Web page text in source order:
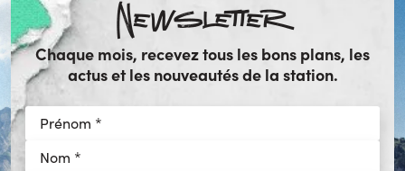
Newsletter
Chaque mois, recevez tous les bons plans, les
actus et les nouveautés de la station.